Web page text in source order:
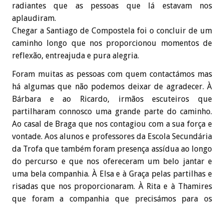
radiantes que as pessoas que lá estavam nos
aplaudiram.
Chegar a Santiago de Compostela foi o concluir de um
caminho longo que nos proporcionou momentos de
reflexão, entreajuda e pura alegria.
Foram muitas as pessoas com quem contactámos mas
há algumas que não podemos deixar de agradecer. À
Bárbara e ao Ricardo, irmãos escuteiros que
partilharam connosco uma grande parte do caminho.
Ao casal de Braga que nos contagiou com a sua força e
vontade. Aos alunos e professores da Escola Secundária
da Trofa que também foram presença assídua ao longo
do percurso e que nos ofereceram um belo jantar e
uma bela companhia. À Elsa e à Graça pelas partilhas e
risadas que nos proporcionaram. À Rita e à Thamires
que foram a companhia que precisámos para os